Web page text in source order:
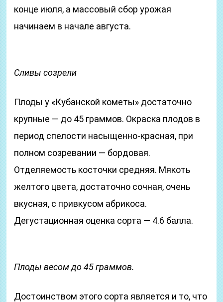
конце июля, а массовый сбор урожая
начинаем в начале августа.
Сливы созрели
Плоды у «Кубанской кометы» достаточно
крупные — до 45 граммов. Окраска плодов в
период спелости насыщенно-красная, при
полном созревании — бордовая.
Отделяемость косточки средняя. Мякоть
желтого цвета, достаточно сочная, очень
вкусная, с привкусом абрикоса.
Дегустационная оценка сорта — 4.6 балла.
Плоды весом до 45 граммов.
Достоинством этого сорта является и то, что